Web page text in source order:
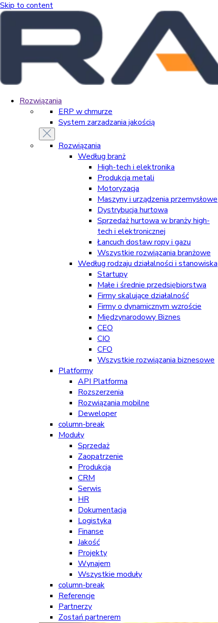
Skip to content
Rozwiązania
ERP w chmurze
System zarzadzania jakością
Rozwiązania
Według branż
High-tech i elektronika
Produkcja metali
Motoryzacja
Maszyny i urządzenia przemysłowe
Dystrybucja hurtowa
Sprzedaż hurtowa w branży high-
tech i elektronicznej
Łancuch dostaw ropy i gazu
Wszystkie rozwiązania branżowe
Według rodzaju działalności i stanowiska
Startupy
Małe i średnie przedsiębiorstwa
Firmy skalujące działalność
Firmy o dynamicznym wzroście
Międzynarodowy Biznes
CEO
CIO
CFO
Wszystkie rozwiązania biznesowe
Platformy
API Platforma
Rozszerzenia
Rozwiązania mobilne
Deweloper
column-break
Moduły
Sprzedaż
Zaopatrzenie
Produkcja
CRM
Serwis
HR
Dokumentacja
Logistyka
Finanse
Jakość
Projekty
Wynajem
Wszystkie moduły
column-break
Referencje
Partnerzy
Zostań partnerem